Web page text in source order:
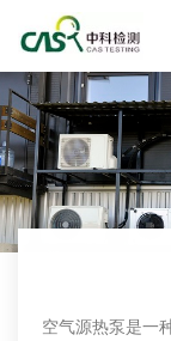
空气源热泵是一